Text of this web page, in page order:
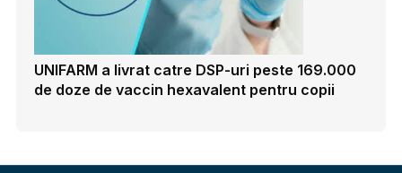
UNIFARM a livrat catre DSP-uri peste 169.000
de doze de vaccin hexavalent pentru copii